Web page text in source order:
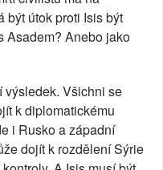
být útok proti Isis být
Asadem? Anebo jako
výsledek. Všichni se
k diplomatickému
i Rusko a západní
dojít k rozdělení Sýrie